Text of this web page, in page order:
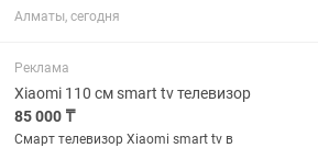
экрана 165 см (65 дюймов).
Встроенный цифровой тюнер с 25
и много других интересных...
Алматы, сегодня
Реклама
Xiaomi 110 см smart tv телевизор
85 000 ₸
Смарт телевизор Xiaomi smart tv в